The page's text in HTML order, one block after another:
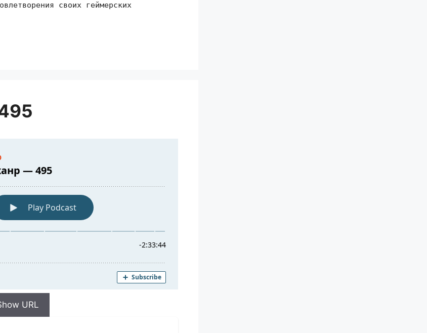
своих геймерских
URL